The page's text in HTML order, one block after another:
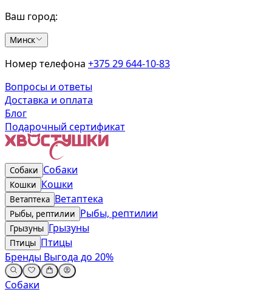
Ваш город:
Минск
Номер телефона +375 29 644-10-83
Вопросы и ответы
Доставка и оплата
Блог
Подарочный сертификат
Собаки Собаки
Кошки Кошки
Ветаптека Ветаптека
Рыбы, рептилии Рыбы, рептилии
Грызуны Грызуны
Птицы Птицы
Бренды Выгода до 20%
Собаки